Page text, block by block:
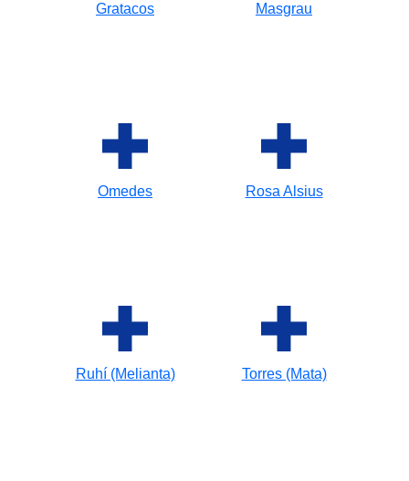
Gratacos Masgrau
Omedes Rosa Alsius
Ruhí (Melianta) Torres (Mata)